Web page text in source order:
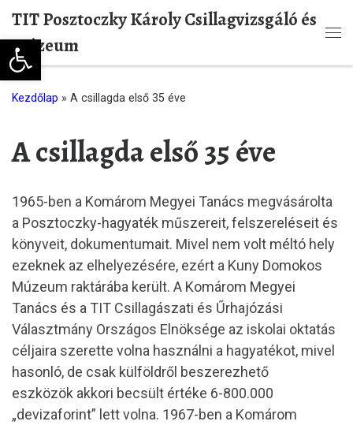
Eszköztár megnyitása
Skip to content
TIT Posztoczky Károly Csillagvizsgáló és
Múzeum
Kezdőlap » A csillagda első 35 éve
A csillagda első 35 éve
1965-ben a Komárom Megyei Tanács megvásárolta
a Posztoczky-hagyaték műszereit, felszereléseit és
könyveit, dokumentumait. Mivel nem volt méltó hely
ezeknek az elhelyezésére, ezért a Kuny Domokos
Múzeum raktárába került. A Komárom Megyei
Tanács és a TIT Csillagászati és Űrhajózási
Választmány Országos Elnöksége az iskolai oktatás
céljaira szerette volna használni a hagyatékot, mivel
hasonló, de csak külföldről beszerezhető
eszközök akkori becsült értéke 6-800.000
„devizaforint” lett volna. 1967-ben a Komárom